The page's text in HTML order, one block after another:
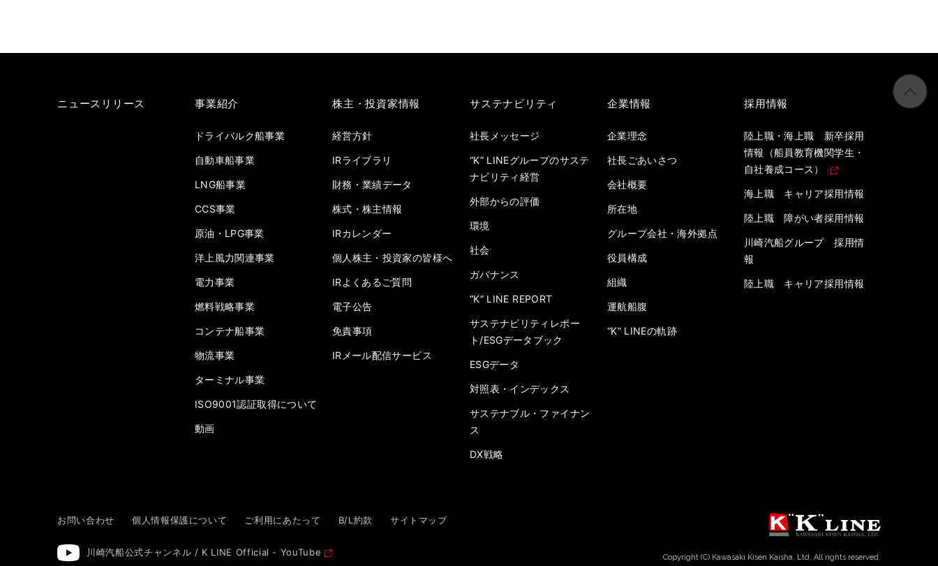
ニュースリリース 事業紹介
ドライバルク船事業
自動車船事業
LNG船事業
CCS事業
原油・LPG事業
洋上風力関連事業
電力事業
燃料戦略事業
コンテナ船事業
物流事業
ターミナル事業
ISO9001認証取得について
動画
株主・投資家情報
経営方針
IRライブラリ
財務・業績データ
株式・株主情報
IRカレンダー
個人株主・投資家の皆様へ
IRよくあるご質問
電子公告
免責事項
IRメール配信サービス
サステナビリティ
社長メッセージ
“K” LINEグループのサステ
ナビリティ経営
外部からの評価
環境
社会
ガバナンス
“K” LINE REPORT
サステナビリティレポー
ト/ESGデータブック
ESGデータ
対照表・インデックス
サステナブル・ファイナン
ス
DX戦略
企業情報
企業理念
社長ごあいさつ
会社概要
所在地
グループ会社・海外拠点
役員構成
組織
運航船腹
“K” LINEの軌跡
採用情報
陸上職・海上職 新卒採用
情報（船員教育機関学生・
自社養成コース）
海上職 キャリア採用情報
陸上職 障がい者採用情報
川崎汽船グループ 採用情
報
陸上職 キャリア採用情報
お問い合わせ 個人情報保護について ご利用にあたって B/L約款 サイトマップ
川崎汽船公式チャンネル / K LINE Official - YouTube Copyright (C) Kawasaki Kisen Kaisha, Ltd. All rights reserved.